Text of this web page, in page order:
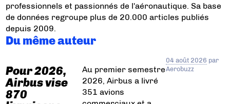
professionnels et passionnés de l'aéronautique. Sa base
de données regroupe plus de 20.000 articles publiés
depuis 2009.
Du même auteur
Pour 2026,
Airbus vise
870
Au premier semestre
2026, Airbus a livré
351 avions
04 août 2026 par
Aerobuzz